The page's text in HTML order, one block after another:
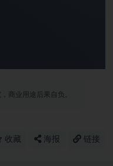
商业用途后果自负。
收藏 海报 链接